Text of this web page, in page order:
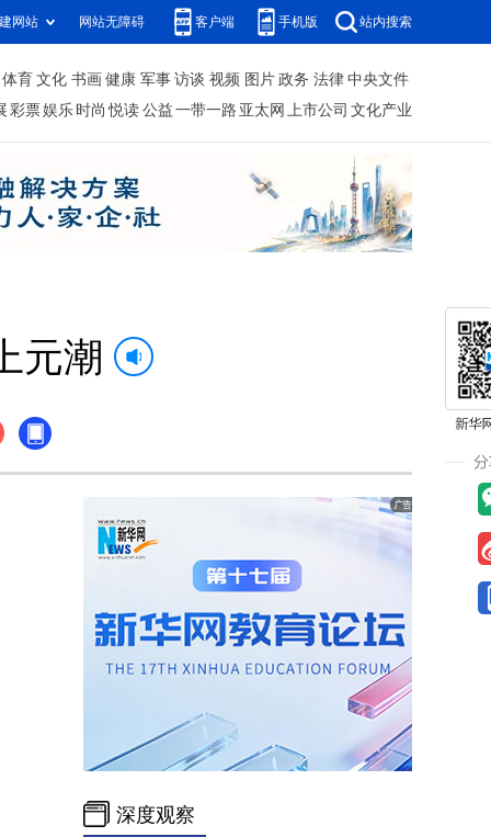
网站 网站无障碍 客户端 手机版 站内搜索
体育 文化 书画 健康 军事 访谈 视频 图片 政务 法律 中央文件
彩票娱乐 时尚 悦读 公益 一带一路 亚太网 上市公司 文化产业
元潮
深度观察